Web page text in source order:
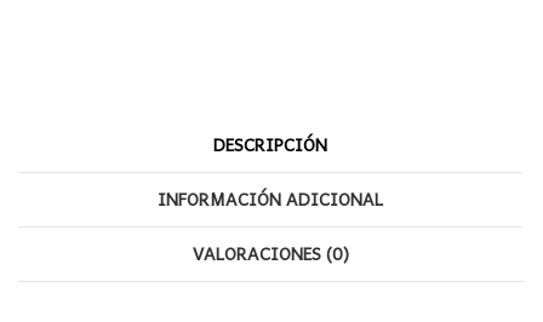
DESCRIPCIÓN
INFORMACIÓN ADICIONAL
VALORACIONES (0)